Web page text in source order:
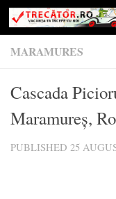
Skip to content
MARAMURES
Cascada
Maramureș,
PUBLISHED 25